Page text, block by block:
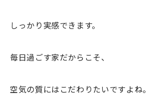
しっかり実感できます。
毎日過ごす家だからこそ、
空気の質にはこだわりたいですよね。